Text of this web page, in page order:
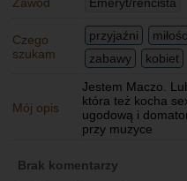
Czego
szukam
przyjaźni
zabawy
kobiet
Mój opis
Jestem Maczo.
która też kocha
ugodową i
przy muzyce
Brak komentarzy